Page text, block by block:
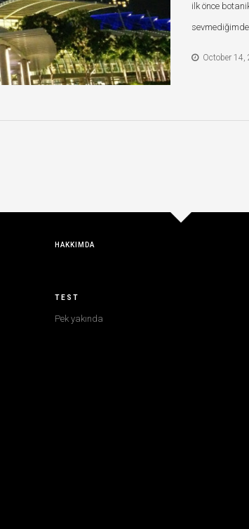
ilk önce
October 14,
HAKKIMDA
TEST
Pek yakında